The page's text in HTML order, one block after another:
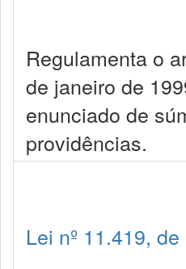
Regulamenta o
de janeiro de
enunciado de
providências.
Lei nº 11.419,